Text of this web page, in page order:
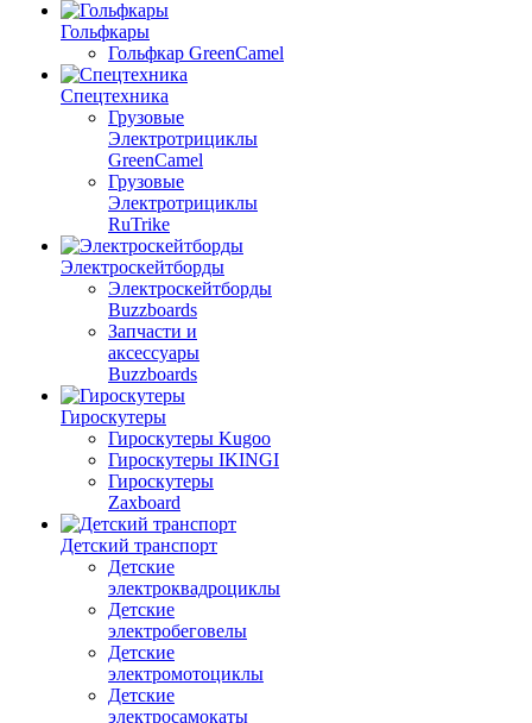
Гольфкары
Гольфкар GreenCamel
Спецтехника
Грузовые
Электротрициклы
GreenCamel
Грузовые
Электротрициклы
RuTrike
Электроскейтборды
Электроскейтборды
Buzzboards
Запчасти и
аксессуары
Buzzboards
Гироскутеры
Гироскутеры Kugoo
Гироскутеры IKINGI
Гироскутеры
Zaxboard
Детский транспорт
Детские
электроквадроциклы
Детские
электробеговелы
Детские
электромотоциклы
Детские
электросамокаты